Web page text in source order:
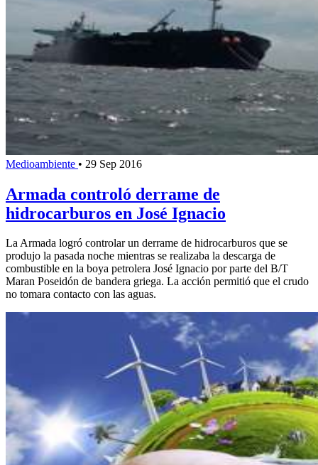
Medioambiente • 29 Sep 2016
Armada controló derrame de
hidrocarburos en José Ignacio
La Armada logró controlar un derrame de hidrocarburos que se
produjo la pasada noche mientras se realizaba la descarga de
combustible en la boya petrolera José Ignacio por parte del B/T
Maran Poseidón de bandera griega. La acción permitió que el crudo
no tomara contacto con las aguas.